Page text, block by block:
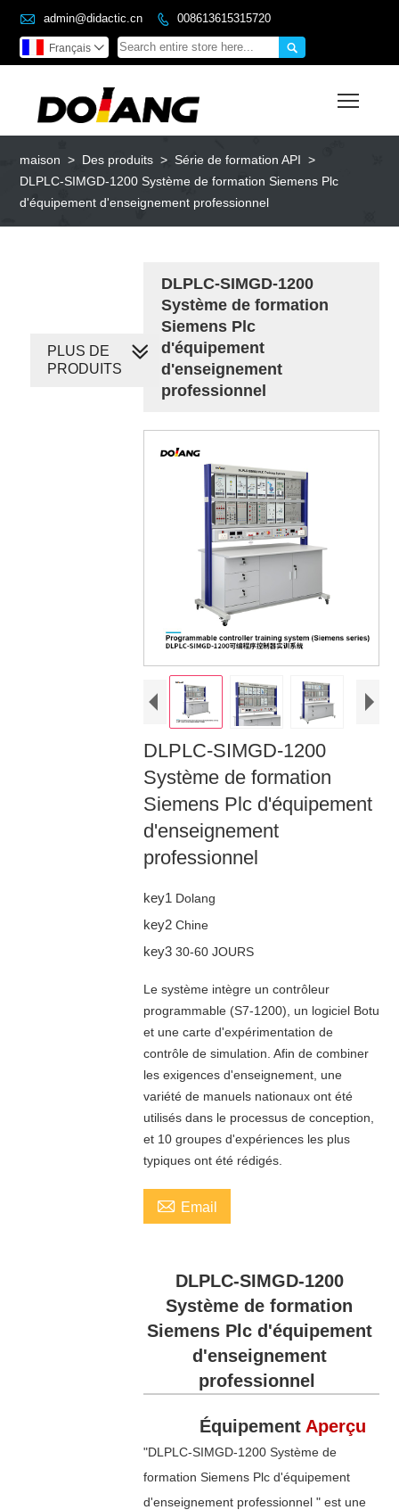
 admin@didactic.cn  008613615315720

Français 
maison > Des produits > Série de formation API >
DLPLC-SIMGD-1200 Système de formation Siemens Plc
d'équipement d'enseignement professionnel
DLPLC-SIMGD-1200
Système de formation
Siemens Plc
d'équipement
d'enseignement
professionnel
DLPLC-SIMGD-1200
Système de formation
Siemens Plc d'équipement
d'enseignement
professionnel
key1 Dolang
key2 Chine
key3 30-60 JOURS
Le système intègre un contrôleur
programmable (S7-1200), un logiciel Botu
et une carte d'expérimentation de
contrôle de simulation. Afin de combiner
les exigences d'enseignement, une
variété de manuels nationaux ont été
utilisés dans le processus de conception,
et 10 groupes d'expériences les plus
typiques ont été rédigés.
 Email
DLPLC-SIMGD-1200
Système de formation
Siemens Plc d'équipement
d'enseignement
professionnel
Équipement Aperçu
"DLPLC-SIMGD-1200 Système de
formation Siemens Plc d'équipement
d'enseignement professionnel " est une
PLUS DE
PRODUITS